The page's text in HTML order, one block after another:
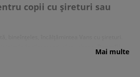
copii cu șireturi sau
Skool și Sk8-Hi peste gleznă sunt
Mai multe